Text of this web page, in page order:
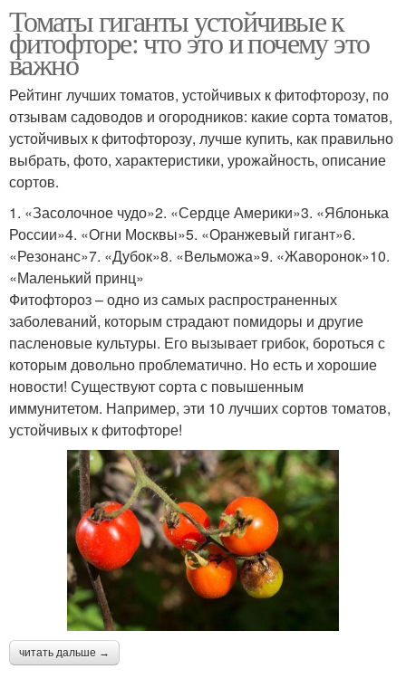
Томаты гиганты устойчивые к
фитофторе: что это и почему это
важно
Рейтинг лучших томатов, устойчивых к фитофторозу, по
отзывам садоводов и огородников: какие сорта томатов,
устойчивых к фитофторозу, лучше купить, как правильно
выбрать, фото, характеристики, урожайность, описание
сортов.
1. «Засолочное чудо»2. «Сердце Америки»3. «Яблонька
России»4. «Огни Москвы»5. «Оранжевый гигант»6.
«Резонанс»7. «Дубок»8. «Вельможа»9. «Жаворонок»10.
«Маленький принц»
Фитофтороз – одно из самых распространенных
заболеваний, которым страдают помидоры и другие
пасленовые культуры. Его вызывает грибок, бороться с
которым довольно проблематично. Но есть и хорошие
новости! Существуют сорта с повышенным
иммунитетом. Например, эти 10 лучших сортов томатов,
устойчивых к фитофторе!
читать дальше →